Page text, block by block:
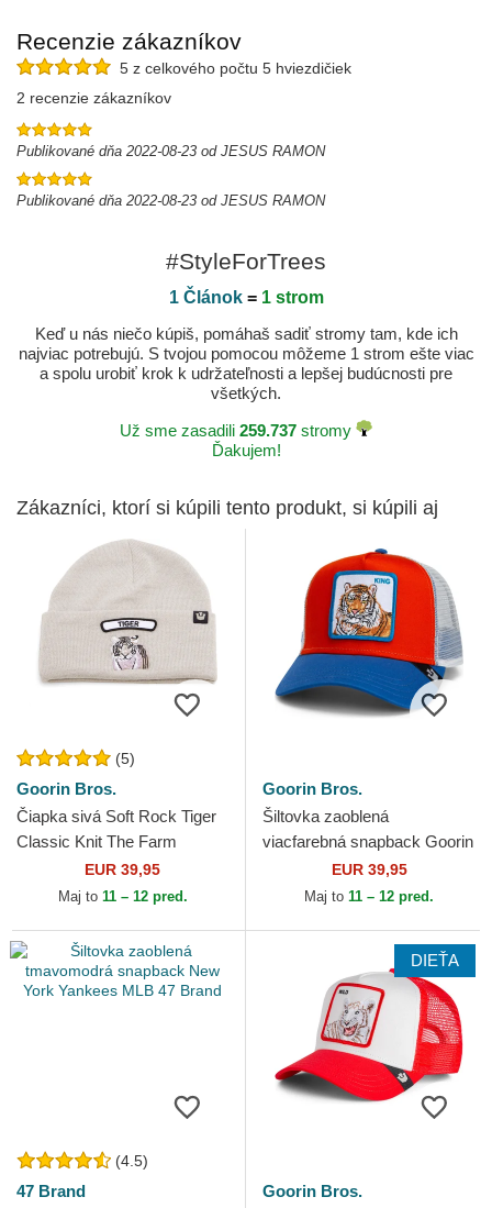
Recenzie zákazníkov
5 z celkového počtu 5 hviezdičiek
2 recenzie zákazníkov
Publikované dňa 2022-08-23 od JESUS RAMON
Publikované dňa 2022-08-23 od JESUS RAMON
#StyleForTrees
1 Článok= 1 strom
Keď u nás niečo kúpiš, pomáhaš sadiť stromy tam, kde ich
najviac potrebujú. S tvojou pomocou môžeme 1 strom ešte viac
a spolu urobiť krok k udržateľnosti a lepšej budúcnosti pre
všetkých.
Už sme zasadili 259.737 stromy
Ďakujem!
Zákazníci, ktorí si kúpili tento produkt, si kúpili aj
(5)
Goorin Bros.
Čiapka sivá Soft Rock Tiger
Classic Knit The Farm
Goorin Bros.EUR 39,95
Maj to 11 – 12 pred.
Goorin Bros.
Šiltovka zaoblená
viacfarebná snapback Goorin
Bros. King Team Tiger
Original Recipe Team Pride...
EUR 39,95
Maj to 11 – 12 pred.
(4.5)
47 Brand
DIEŤA
Goorin Bros.